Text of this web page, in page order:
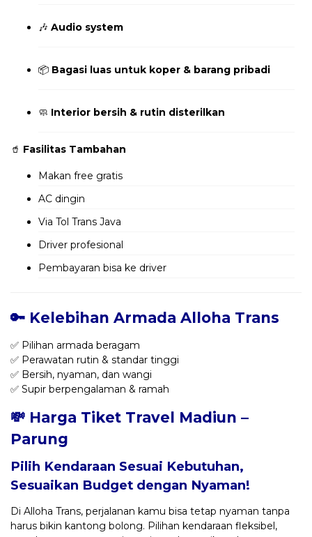
🎶 Audio system
📦 Bagasi luas untuk koper & barang pribadi
🧼 Interior bersih & rutin disterilkan
🥤 Fasilitas Tambahan
Makan free gratis
AC dingin
Via Tol Trans Java
Driver profesional
Pembayaran bisa ke driver
🔑 Kelebihan Armada Alloha Trans
✅ Pilihan armada beragam
✅ Perawatan rutin & standar tinggi
✅ Bersih, nyaman, dan wangi
✅ Supir berpengalaman & ramah
💸 Harga Tiket Travel Madiun –
Parung
Pilih Kendaraan Sesuai Kebutuhan,
Sesuaikan Budget dengan Nyaman!
Di Alloha Trans, perjalanan kamu bisa tetap nyaman tanpa
harus bikin kantong bolong. Pilihan kendaraan fleksibel,